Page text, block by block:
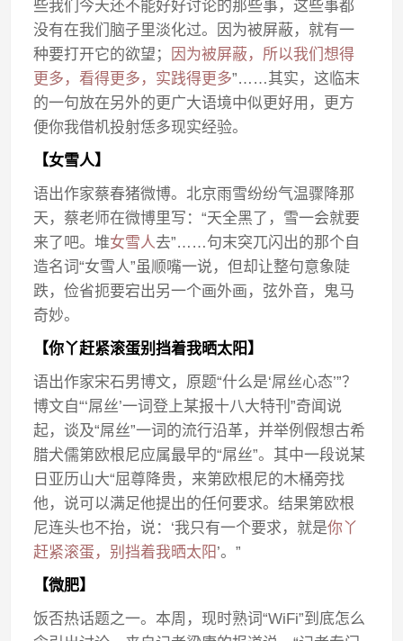
些我们今天还不能好好讨论的那些事，这些事都
没有在我们脑子里淡化过。因为被屏蔽，就有一
种要打开它的欲望；
因为被屏蔽，所以我们想得
更多，看得更多，实践得更多”……其实，这临末
的一句放在另外的更广大语境中似更好用，更方
便你我借机投射恁多现实经验。
【女雪人】
语出作家蔡春猪微博。北京雨雪纷纷气温骤降那
天，蔡老师在微博里写：“天全黑了，雪一会就要
来了吧。堆女雪人去”……句末突兀闪出的那个自
造名词“女雪人”虽顺嘴一说，但却让整句意象陡
跌，俭省扼要宕出另一个画外画，弦外音，鬼马
奇妙。
【你丫赶紧滚蛋别挡着我晒太阳】
语出作家宋石男博文，原题“什么是‘屌丝心态’”？
博文自“‘屌丝’一词登上某报十八大特刊”奇闻说
起，谈及“屌丝”一词的流行沿革，并举例假想古希
腊犬儒第欧根尼应属最早的“屌丝”。其中一段说某
日亚历山大“屈尊降贵，来第欧根尼的木桶旁找
他，说可以满足他提出的任何要求。结果第欧根
尼连头也不抬，说：‘我只有一个要求，就是你丫
赶紧滚蛋，别挡着我晒太阳 ’。”
【微肥】
饭否热话题之一。本周，现时熟词“WiFi”到底怎么